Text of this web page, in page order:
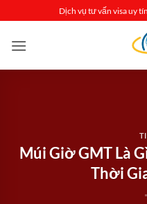
qua
nội
Dịch vụ tư vấn visa uy
Múi Giờ GMT Là
Thời